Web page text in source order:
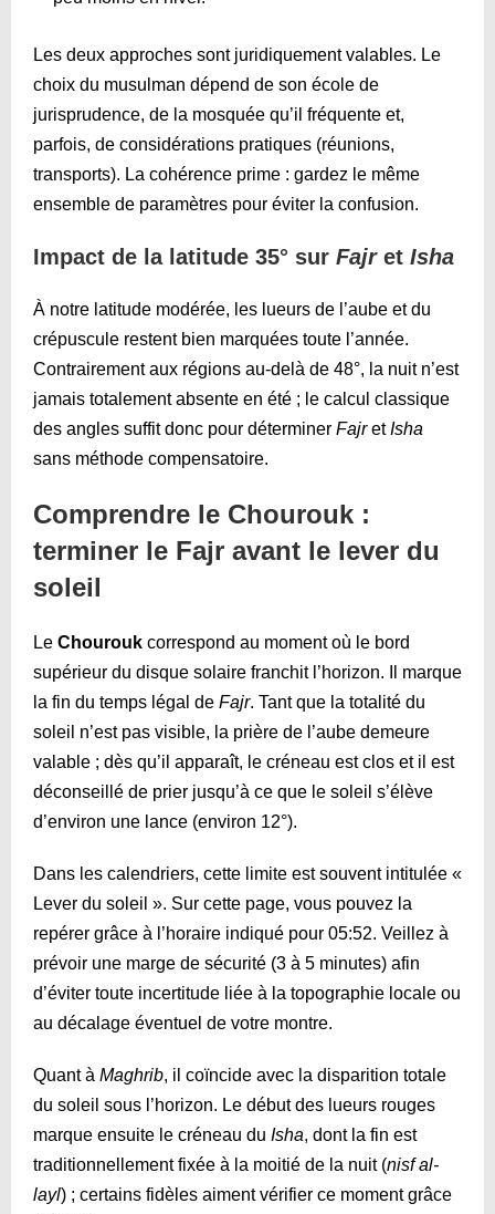
Les deux approches sont juridiquement valables. Le
choix du musulman dépend de son école de
jurisprudence, de la mosquée qu’il fréquente et,
parfois, de considérations pratiques (réunions,
transports). La cohérence prime : gardez le même
ensemble de paramètres pour éviter la confusion.
Impact de la latitude 35° sur Fajret Isha
À notre latitude modérée, les lueurs de l’aube et du
crépuscule restent bien marquées toute l’année.
Contrairement aux régions au-delà de 48°, la nuit n’est
jamais totalement absente en été ; le calcul classique
des angles suffit donc pour déterminer FajretIsha
sans méthode compensatoire.
Comprendre le Chourouk :
terminer le Fajr avant le lever du
soleil
Le Chourouk correspond au moment où le bord
supérieur du disque solaire franchit l’horizon. Il marque
la fin du temps légal de Fajr. Tant que la totalité du
soleil n’est pas visible, la prière de l’aube demeure
valable ; dès qu’il apparaît, le créneau est clos et il est
déconseillé de prier jusqu’à ce que le soleil s’élève
d’environ une lance (environ 12°).
Dans les calendriers, cette limite est souvent intitulée «
Lever du soleil ». Sur cette page, vous pouvez la
repérer grâce à l’horaire indiqué pour 05:52. Veillez à
prévoir une marge de sécurité (3 à 5 minutes) afin
d’éviter toute incertitude liée à la topographie locale ou
au décalage éventuel de votre montre.
Quant à Maghrib, il coïncide avec la disparition totale
du soleil sous l’horizon. Le début des lueurs rouges
marque ensuite le créneau du Isha, dont la fin est
traditionnellement fixée à la moitié de la nuit (nisf al-
layl) ; certains fidèles aiment vérifier ce moment grâce